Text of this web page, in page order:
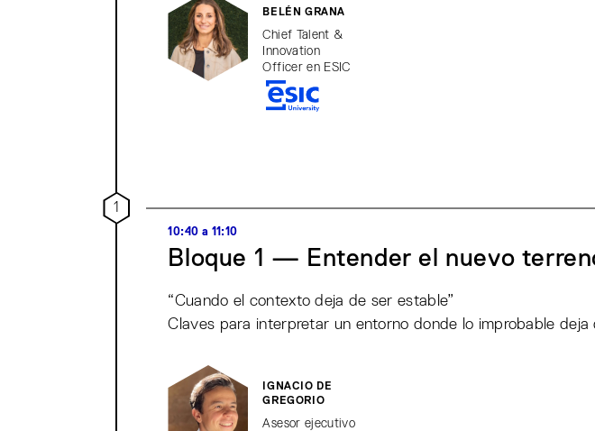
BELÉN GRANA
Chief Talent &
Innovation
Officer en ESIC
1
10:40 a 11:10
Bloque 1 — Entender el nuevo
“Cuando el contexto deja de ser estable”
Claves para interpretar un entorno donde lo improbable deja
IGNACIO DE
GREGORIO
Asesor ejecutivo